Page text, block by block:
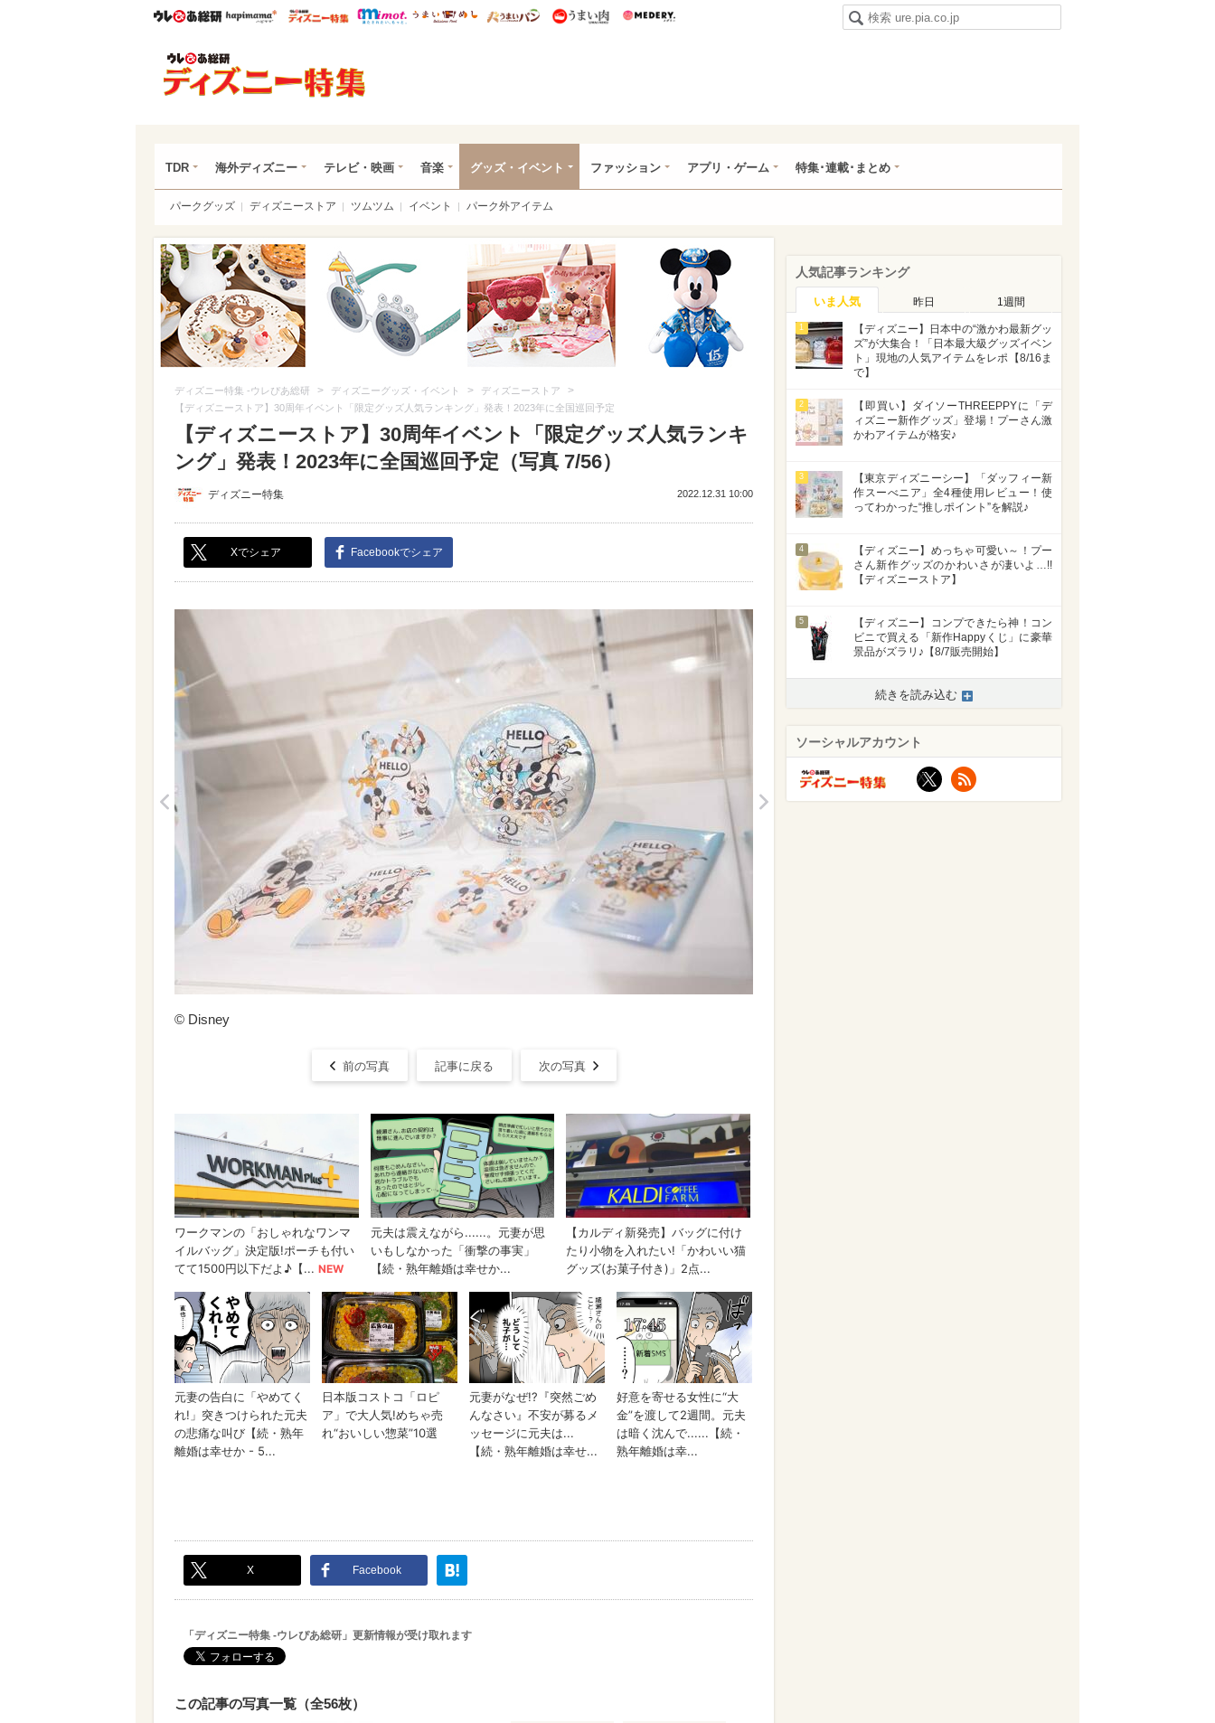
ウレぴあ総研ハピママ* ウレぴあ総研 ディズニー特集
mimot. うまいめし うまいパン うまい肉
TDR 海外ディズニー テレビ・映画 音楽 グッズ・イベント ファッション アプリ・ゲーム 特集･連載･まとめ
パークグッズ ディズニーストア ツムツム イベント パーク外アイテム
ディズニー特集 -ウレぴあ総研 > ディズニーグッズ・イベント > ディズニーストア >
【ディズニーストア】30周年イベント「限定グッズ人気ランキング」発表！2023年に全国巡回予定
【ディズニーストア】30周年イベント「限定グッズ人気ランキ
ング」発表！2023年に全国巡回予定（写真 7/56）
ディズニー特集 2022.12.31 10:00
Xでシェア Facebookでシェア
>
© Disney
前の写真 記事に戻る 次の写真
X Facebook
「ディズニー特集 -ウレぴあ総研」更新情報が受け取れます
この記事の写真一覧（全56枚）
人気記事ランキング
いま人気 昨日 1週間
1
【ディズニー】日本中の“激かわ最新グッ
ズ”が大集合！「日本最大級グッズイベン
ト」現地の人気アイテムをレポ【8/16ま
で】
2
【即買い】ダイソーTHREEPPYに「デ
ィズニー新作グッズ」登場！プーさん激
かわアイテムが格安♪
3
【東京ディズニーシー】「ダッフィー新
作スーべニア」全4種使用レビュー！使
ってわかった“推しポイント”を解説♪
4
【ディズニー】めっちゃ可愛い～！プー
さん新作グッズのかわいさが凄いよ…!!
【ディズニーストア】
5
【ディズニー】コンプできたら神！コン
ビニで買える「新作Happyくじ」に豪華
景品がズラリ♪【8/7販売開始】
続きを読み込む
ソーシャルアカウント
X